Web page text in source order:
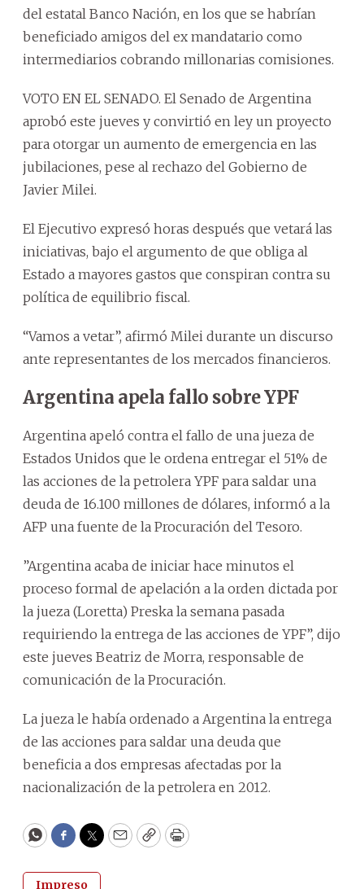
del estatal Banco Nación, en los que se habrían
beneficiado amigos del ex mandatario como
intermediarios cobrando millonarias comisiones.
VOTO EN EL SENADO. El Senado de Argentina
aprobó este jueves y convirtió en ley un proyecto
para otorgar un aumento de emergencia en las
jubilaciones, pese al rechazo del Gobierno de
Javier Milei.
El Ejecutivo expresó horas después que vetará las
iniciativas, bajo el argumento de que obliga al
Estado a mayores gastos que conspiran contra su
política de equilibrio fiscal.
“Vamos a vetar”, afirmó Milei durante un discurso
ante representantes de los mercados financieros.
Argentina apela fallo sobre YPF
Argentina apeló contra el fallo de una jueza de
Estados Unidos que le ordena entregar el 51% de
las acciones de la petrolera YPF para saldar una
deuda de 16.100 millones de dólares, informó a la
AFP una fuente de la Procuración del Tesoro.
”Argentina acaba de iniciar hace minutos el
proceso formal de apelación a la orden dictada por
la jueza (Loretta) Preska la semana pasada
requiriendo la entrega de las acciones de YPF”, dijo
este jueves Beatriz de Morra, responsable de
comunicación de la Procuración.
La jueza le había ordenado a Argentina la entrega
de las acciones para saldar una deuda que
beneficia a dos empresas afectadas por la
nacionalización de la petrolera en 2012.
WhatsApp
Facebook
Twitter
EmailCopyPrint
Impreso